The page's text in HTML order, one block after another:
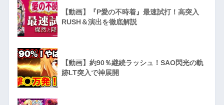
【動画】『P愛の不時着』最速試打！高突入
RUSH＆演出を徹底解説
【動画】約90％継続ラッシュ！SAO閃光の軌
跡LT突入で神展開